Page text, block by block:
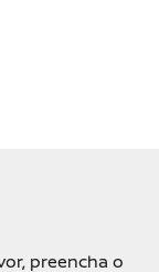
preencha o